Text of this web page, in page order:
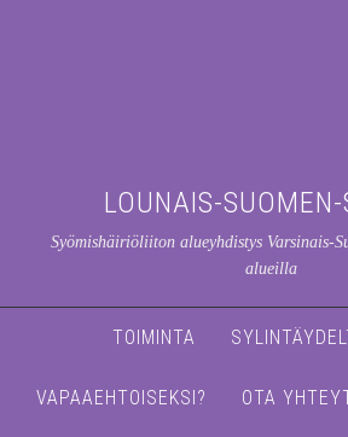
LOUNAIS-SUOMEN-
Syömishäiriöliiton alueyhdistys Varsinais-
alueilla
TOIMINTA
VAPAAEHTOISEKSI? OTA